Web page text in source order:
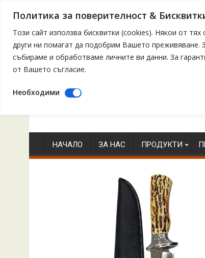
Политика за поверителност &
Този сайт използва бисквитки (cookies). Някои от
други ни помагат да подобрим Вашето преживяване.
събираме и обработваме личните ви данни. За
от Вашето съгласие.
Необходими
to
contentНАЧАЛО ЗА НАС ПРОДУКТИ